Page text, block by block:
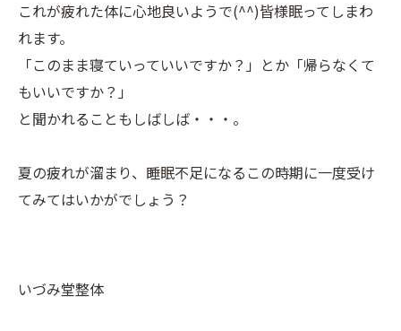
これが疲れた体に心地良いようで(^^)皆様眠ってしまわ
れます。
「このまま寝ていっていいですか？」とか「帰らなくて
もいいですか？」
と聞かれることもしばしば・・・。
夏の疲れが溜まり、睡眠不足になるこの時期に一度受け
てみてはいかがでしょう？
いづみ堂整体